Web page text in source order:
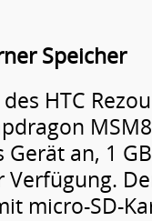
Speicher
HTC
an, 1
micro-SD-